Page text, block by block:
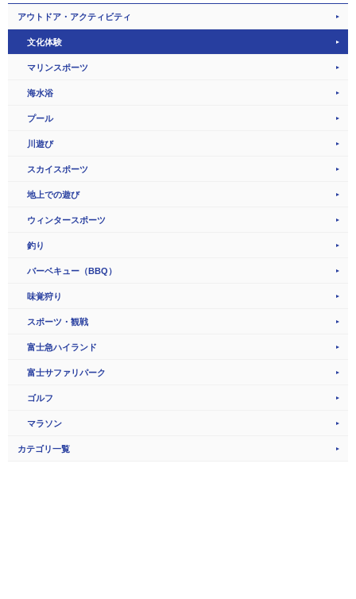
アウトドア・アクティビティ
文化体験
マリンスポーツ
海水浴
プール
川遊び
スカイスポーツ
地上での遊び
ウィンタースポーツ
釣り
バーベキュー（BBQ）
味覚狩り
スポーツ・観戦
富士急ハイランド
富士サファリパーク
ゴルフ
マラソン
カテゴリ一覧